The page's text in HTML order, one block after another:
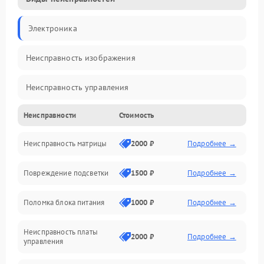
Электроника
Неисправность изображения
Неисправность управления
Неисправность интерфейсов
Прочие неисправности
Неисправность звука
Механические повреждения
Неисправности Стоимость
Неисправность матрицы 2000 ₽ Подробнее →
Повреждение подсветки 1500 ₽ Подробнее →
Поломка блока питания 1000 ₽ Подробнее →
Неисправность платы
управления
2000 ₽ Подробнее →